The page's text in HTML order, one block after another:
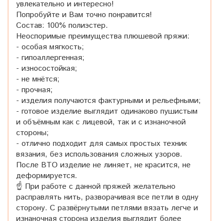
увлекательно и интересно!
Попробуйте и Вам точно понравится!
Состав: 100% полиэстер.
Неоспоримые преимущества плюшевой пряжи:
- особая мягкость;
- гипоаллергенная;
- износостойкая;
- не мнётся;
- прочная;
- изделия получаются фактурными и рельефными;
- готовое изделие выглядит одинаково пушистым
и объёмным как с лицевой, так и с изнаночной
стороны;
- отлично подходит для самых простых техник
вязания, без использования сложных узоров.
После ВТО изделие не линяет, не красится, не
деформируется.
☝ При работе с данной пряжей желательно
расправлять нить, разворачивая все петли в одну
сторону. С развёрнутыми петлями вязать легче и
изнаночная сторона изделия выглядит более